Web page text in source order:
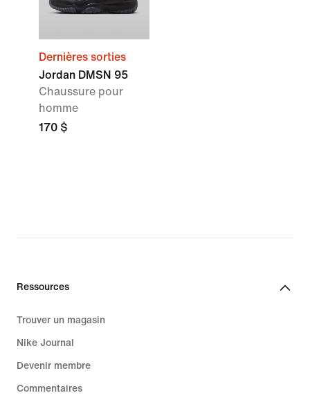
Dernières sorties
Jordan DMSN 95
Chaussure pour
homme
170 $
Ressources
Trouver un magasin
Nike Journal
Devenir membre
Commentaires